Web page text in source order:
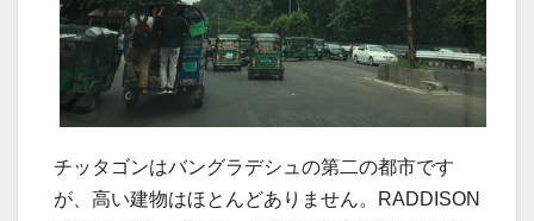
チッタゴンはバングラデシュの第二の都市です
が、高い建物はほとんどありません。RADDISON